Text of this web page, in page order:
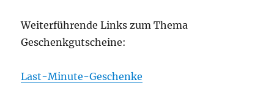
Wei­ter­füh­ren­de Links zum The­ma
Geschenkgutscheine:
Last-Minu­te-Geschen­ke